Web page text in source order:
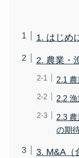
1. はじめ
2. 農業・
2.1
2.2
2.3
の期
3. M&A（